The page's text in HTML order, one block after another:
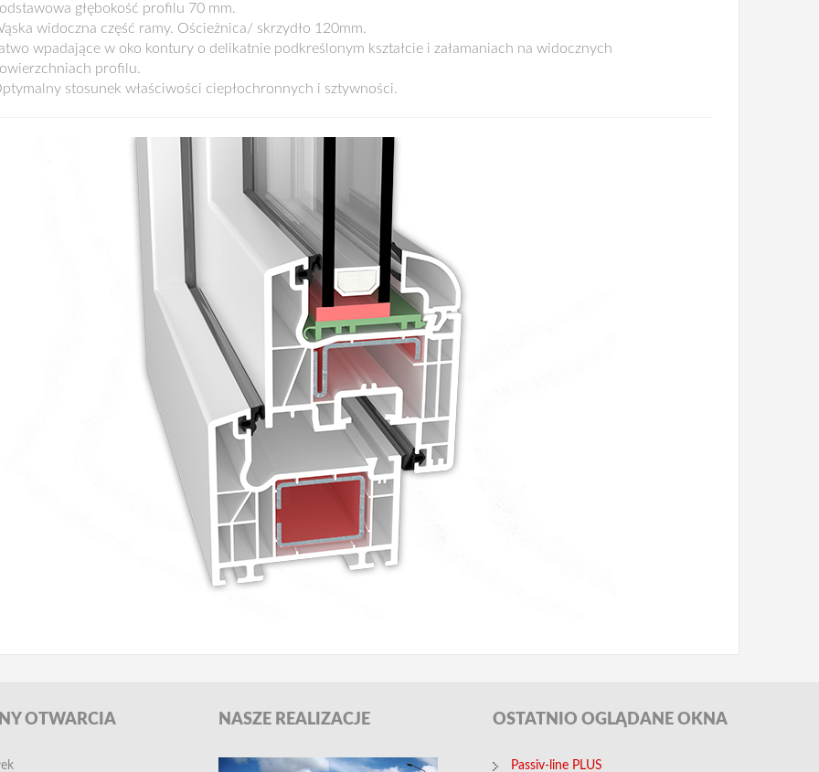
głębokość profilu 70 mm.
widoczna część ramy. Ościeżnica/ skrzydło 120mm.
wpadające w oko kontury o delikatnie podkreślonym kształcie i załamaniach na widocznych
profilu.
stosunek właściwości ciepłochronnych i sztywności.
OTWARCIA NASZE REALIZACJE OSTATNIO OGLĄDANE OKNA
Passiv-line PLUS